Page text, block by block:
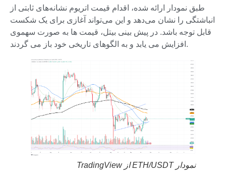
طبق نمودار ارائه شده، اقدام قیمت اتریوم نشانه‌های ثابتی از
انباشتگی را نشان می‌دهد و این می‌تواند آغازی برای یک شکست
قابل توجه باشد. در پیش بینی بیتل، قیمت ها به صورت سهموی
افزایش می یابد و به الگوهای تاریخی خود باز می گردند.
نمودار ETH/USDT از TradingView